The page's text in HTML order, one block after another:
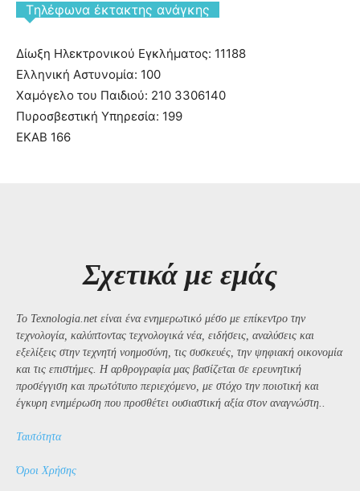
Tηλέφωνα έκτακτης ανάγκης
Δίωξη Ηλεκτρονικού Εγκλήματος: 11188
Ελληνική Αστυνομία: 100
Χαμόγελο του Παιδιού: 210 3306140
Πυροσβεστική Υπηρεσία: 199
ΕΚΑΒ 166
Σχετικά με εμάς
Το Texnologia.net είναι ένα ενημερωτικό μέσο με επίκεντρο την
τεχνολογία, καλύπτοντας τεχνολογικά νέα, ειδήσεις, αναλύσεις και
εξελίξεις στην τεχνητή νοημοσύνη, τις συσκευές, την ψηφιακή οικονομία
και τις επιστήμες. Η αρθρογραφία μας βασίζεται σε ερευνητική
προσέγγιση και πρωτότυπο περιεχόμενο, με στόχο την ποιοτική και
έγκυρη ενημέρωση που προσθέτει ουσιαστική αξία στον αναγνώστη..
Ταυτότητα
Όροι Χρήσης